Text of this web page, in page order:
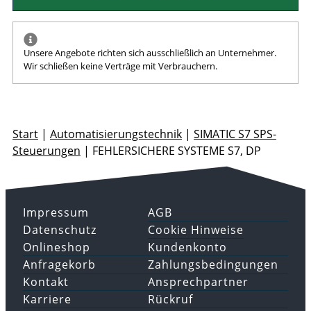
Unsere Angebote richten sich ausschließlich an Unternehmer.
Wir schließen keine Verträge mit Verbrauchern.
Start | Automatisierungstechnik | SIMATIC S7 SPS-
Steuerungen | FEHLERSICHERE SYSTEME S7, DP
Impressum
Datenschutz
AGB
Cookie Hinweise
Onlineshop
Anfragekorb
Kundenkonto
Zahlungsbedingungen
Kontakt
Karriere
Ansprechpartner
Rückruf